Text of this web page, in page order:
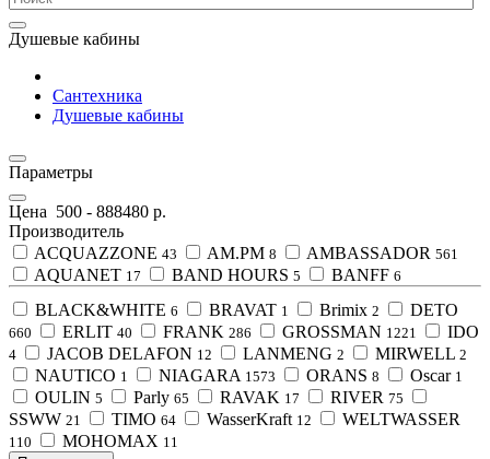
Душевые кабины
Сантехника
Душевые кабины
Параметры
Цена 500 - 888480 р.
Производитель
ACQUAZZONE 43 AM.PM 8 AMBASSADOR 561
AQUANET 17 BAND HOURS 5 BANFF 6
BLACK&WHITE 6 BRAVAT 1 Brimix 2 DETO
660 ERLIT 40 FRANK 286 GROSSMAN 1221 IDO
4 JACOB DELAFON 12 LANMENG 2 MIRWELL 2
NAUTICO 1 NIAGARA 1573 ORANS 8 Oscar 1
OULIN 5 Parly 65 RAVAK 17 RIVER 75
SSWW 21 TIMO 64 WasserKraft 12 WELTWASSER
110 МОНОМАХ 11